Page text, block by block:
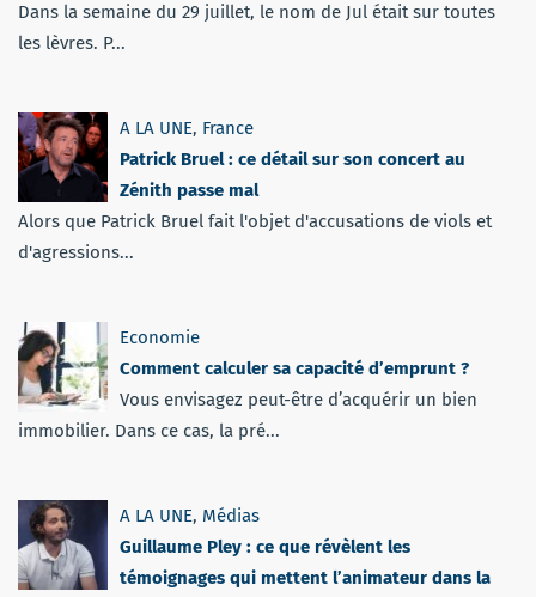
Dans la semaine du 29 juillet, le nom de Jul était sur toutes
les lèvres. P...
A LA UNE, France
Patrick Bruel : ce détail sur son concert au
Zénith passe mal
Alors que Patrick Bruel fait l'objet d'accusations de viols et
d'agressions...
Economie
Comment calculer sa capacité d’emprunt ?
Vous envisagez peut-être d’acquérir un bien
immobilier. Dans ce cas, la pré...
A LA UNE, Médias
Guillaume Pley : ce que révèlent les
témoignages qui mettent l’animateur dans la